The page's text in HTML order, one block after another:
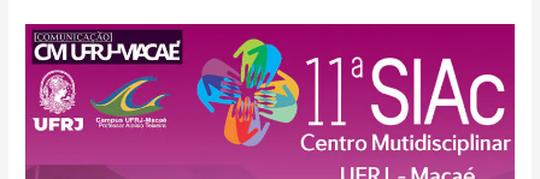
11ª
Semana
de
Integração
|